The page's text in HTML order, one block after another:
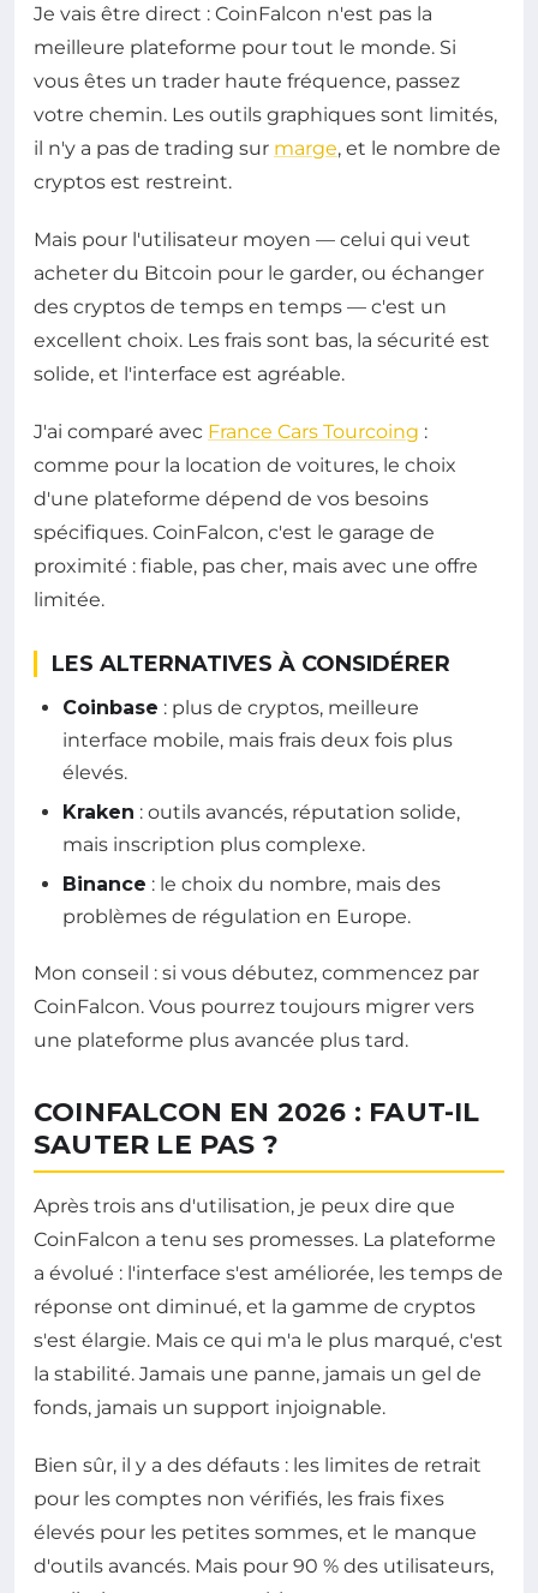
Je vais être direct : CoinFalcon n'est pas la
meilleure plateforme pour tout le monde. Si
vous êtes un trader haute fréquence, passez
votre chemin. Les outils graphiques sont limités,
il n'y a pas de trading sur marge, et le nombre de
cryptos est restreint.
Mais pour l'utilisateur moyen — celui qui veut
acheter du Bitcoin pour le garder, ou échanger
des cryptos de temps en temps — c'est un
excellent choix. Les frais sont bas, la sécurité est
solide, et l'interface est agréable.
J'ai comparé avec France Cars Tourcoing :
comme pour la location de voitures, le choix
d'une plateforme dépend de vos besoins
spécifiques. CoinFalcon, c'est le garage de
proximité : fiable, pas cher, mais avec une offre
limitée.
LES ALTERNATIVES À CONSIDÉRER
Coinbase : plus de cryptos, meilleure
interface mobile, mais frais deux fois plus
élevés.
Kraken : outils avancés, réputation solide,
mais inscription plus complexe.
Binance : le choix du nombre, mais des
problèmes de régulation en Europe.
Mon conseil : si vous débutez, commencez par
CoinFalcon. Vous pourrez toujours migrer vers
une plateforme plus avancée plus tard.
COINFALCON EN 2026 : FAUT-IL
SAUTER LE PAS ?
Après trois ans d'utilisation, je peux dire que
CoinFalcon a tenu ses promesses. La plateforme
a évolué : l'interface s'est améliorée, les temps de
réponse ont diminué, et la gamme de cryptos
s'est élargie. Mais ce qui m'a le plus marqué, c'est
la stabilité. Jamais une panne, jamais un gel de
fonds, jamais un support injoignable.
Bien sûr, il y a des défauts : les limites de retrait
pour les comptes non vérifiés, les frais fixes
élevés pour les petites sommes, et le manque
d'outils avancés. Mais pour 90 % des utilisateurs,